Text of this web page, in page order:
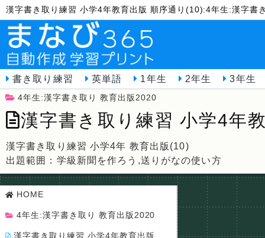
漢字書き取り練習 小学4年教育出版 順序通り(10):4年生:漢字
書き取り練習 英単語 1年生 2年生 3年生
4年生:漢字書き取り 教育出版2020
漢字書き取り練習 小学4年
漢字書き取り練習 小学4年 教育出版(10)
出題範囲：学級新聞を作ろう,送りがなの使い方
HOME
4年生:漢字書き取り 教育出版2020
漢字書き取り練習 小学4年教育出版